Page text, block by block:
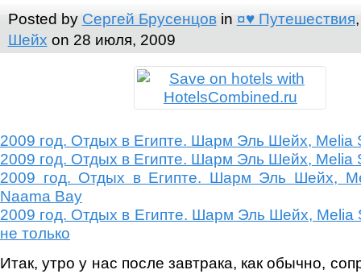
Posted by Сергей Брусенцовin ¤♥ Путешествия
Шейх on 28 июля, 2009
2009 год. Отдых в Египте. Шарм Эль Шейх, Melia
2009 год. Отдых в Египте. Шарм Эль Шейх, Melia
2009 год. Отдых в Египте. Шарм Эль Шейх,
Naama Bay
2009 год. Отдых в Египте. Шарм Эль Шейх, Melia
не только
Итак, утро у нас после завтрака, как обычно,